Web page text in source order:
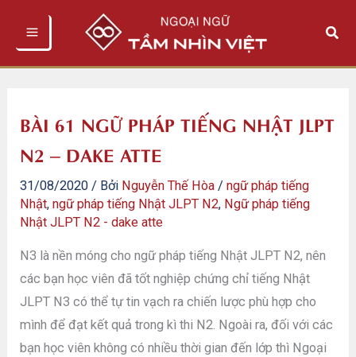
Tìm
BÀI 61 NGỮ PHÁP TIẾNG NHẬT JLPT
N2 – DAKE ATTE
31/08/2020 / Bởi Nguyễn Thế Hòa /ngữ pháp tiếng
Nhật,ngữ pháp tiếng Nhật JLPT N2, Ngữ pháp tiếng
Nhật JLPT N2 - dake atte
N3 là nền móng cho ngữ pháp tiếng Nhật JLPT N2, nên
các bạn học viên đã tốt nghiệp chứng chỉ tiếng Nhật
JLPT N3 có thể tự tin vạch ra chiến lược phù hợp cho
mình để đạt kết quả trong kì thi N2. Ngoài ra, đối với các
bạn học viên không có nhiều thời gian đến lớp thì Ngoại